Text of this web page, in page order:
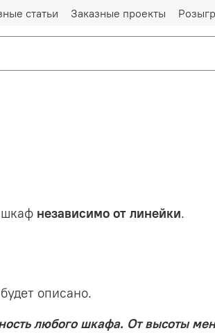
статьи Заказные проекты
шкаф независимо от линейки.
описано.
любого шкафа. От высоты